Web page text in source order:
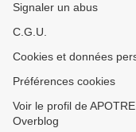
Signaler un abus
C.G.U.
Cookies et données
Préférences cookies
Voir le profil de
Overblog